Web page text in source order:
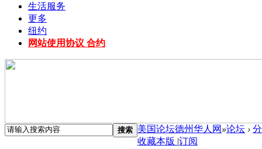
生活服务
更多
纽约
网站使用协议 合约
搜索 美国论坛德州华人网 »论坛 ›
收藏本版 |订阅